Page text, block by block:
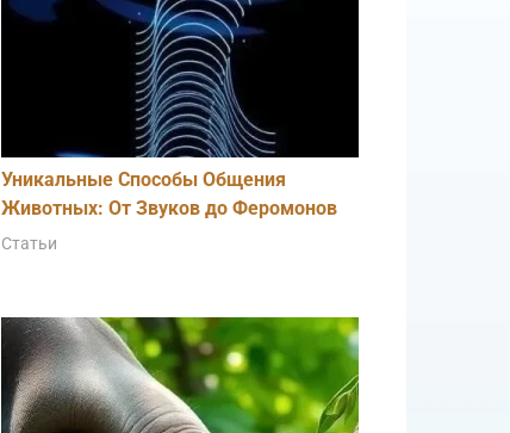
Уникальные Способы Общения
Животных: От Звуков до Феромонов
Статьи